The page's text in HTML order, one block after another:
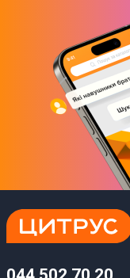
Товар може
характеристики та
виробником. Деталі